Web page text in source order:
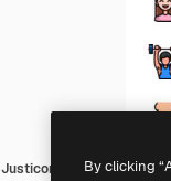
Justicon Lineal Color
By clicking